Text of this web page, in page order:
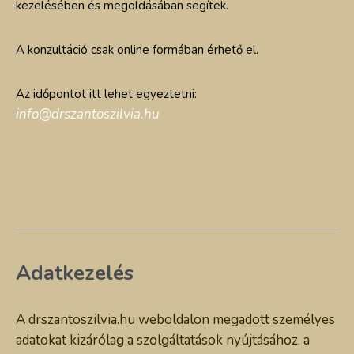
kezelésében és megoldásában segítek.
A konzultáció csak online formában érhető el.
Az időpontot itt lehet egyeztetni:
info@drszantoszilvia.hu
Adatkezelés
A drszantoszilvia.hu weboldalon megadott személyes
adatokat kizárólag a szolgáltatások nyújtásához, a